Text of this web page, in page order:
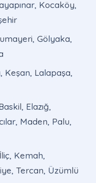
Kocaköy,
Gölyaka,
Keşan, Lalapaşa,
Elazığ,
Maden, Palu,
Kemah,
Tercan, Üzümlü